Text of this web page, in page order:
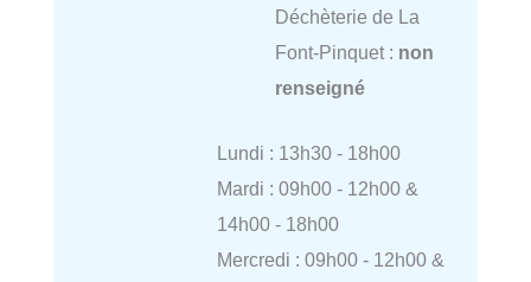
Déchèterie de La
Font-Pinquet : non
renseigné
Lundi : 13h30 - 18h00
Mardi : 09h00 - 12h00 &
14h00 - 18h00
Mercredi : 09h00 - 12h00 &